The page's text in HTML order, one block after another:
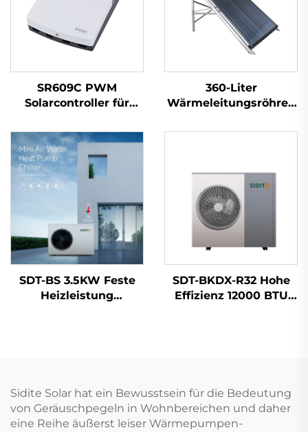
SR609C PWM
Solarcontroller für
Sammler-Anwendung
360-Liter
Wärmeleitungsröhren
Hochdruck Export
SDT-BS 3.5KW Feste
Heizleistung
Wasser für
SDT-BKDX-R32 Hohe
Effizienz 12000 BTU
Sidite Solar hat ein Bewusstsein für die Bedeutung
von Geräuschpegeln in Wohnbereichen und daher
eine Reihe äußerst leiser Wärmepumpen-